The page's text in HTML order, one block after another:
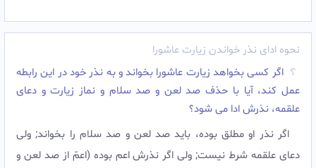
نحوه ادای نذر خواندن زیارت عاشورا
اگر کسى بخواهد زیارت عاشورا بخواند و به نذر خود در این رابطه
عمل کند، آیا با حذف صد لعن و صد سلام و نماز زیارت و دعاى
علقمه، نذرش ادا مى شود؟
اگر نذر او مطلق بوده، باید صد لعن و صد سلام را بخواند; ولى
دعاى علقمه شرط نیست; ولى اگر نذرش اعم بوده (اعمّ از صد لعن و